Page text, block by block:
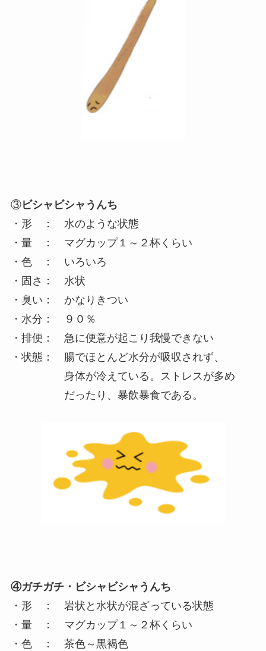
③ビシャビシャうんち
・形 ： 水のような状態
・量 ： マグカップ１～２杯くらい
・色 ： いろいろ
・固さ： 水状
・臭い： かなりきつい
・水分： ９０％
・排便： 急に便意が起こり我慢できない
・状態： 腸でほとんど水分が吸収されず、
身体が冷えている。ストレスが多め
だったり、暴飲暴食である。
④ガチガチ・ビシャビシャうんち
・形 ： 岩状と水状が混ざっている状態
・量 ： マグカップ１～２杯くらい
・色 ： 茶色～黒褐色